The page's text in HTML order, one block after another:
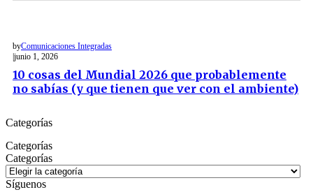
byComunicaciones Integradas
junio 1, 2026
10 cosas del Mundial 2026 que probablemente
no sabías (y que tienen que ver con el ambiente)
Categorías
Categorías
Categorías
Síguenos